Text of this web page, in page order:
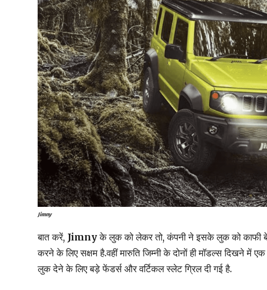
Jimny
बात करें, Jimnyके लुक को लेकर तो, कंपनी ने इसके लुक को काफी
करने के लिए सक्षम है.वहीं मारुति जिम्नी के दोनों ही मॉडल्स दिखने में
लुक देने के लिए बड़े फेंडर्स और वर्टिकल स्लेट ग्रिल दी गई है.